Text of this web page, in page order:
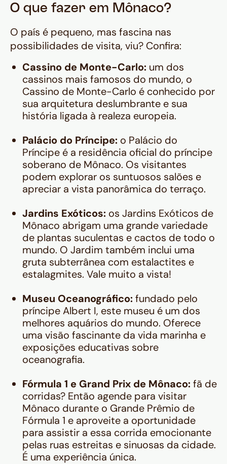
O que fazer em Mônaco?
O país é pequeno, mas fascina nas
possibilidades de visita, viu? Confira:
Cassino de Monte-Carlo: um dos
cassinos mais famosos do mundo, o
Cassino de Monte-Carlo é conhecido por
sua arquitetura deslumbrante e sua
história ligada à realeza europeia.
Palácio do Príncipe: o Palácio do
Príncipe é a residência oficial do príncipe
soberano de Mônaco. Os visitantes
podem explorar os suntuosos salões e
apreciar a vista panorâmica do terraço.
Jardins Exóticos: os Jardins Exóticos de
Mônaco abrigam uma grande variedade
de plantas suculentas e cactos de todo o
mundo. O Jardim também inclui uma
gruta subterrânea com estalactites e
estalagmites. Vale muito a vista!
Museu Oceanográfico:fundado pelo
príncipe Albert I, este museu é um dos
melhores aquários do mundo. Oferece
uma visão fascinante da vida marinha e
exposições educativas sobre
oceanografia.
Fórmula 1 e Grand Prix de Mônaco:fã de
corridas? Então agende para visitar
Mônaco durante o Grande Prêmio de
Fórmula 1 e aproveite a oportunidade
para assistir a essa corrida emocionante
pelas ruas estreitas e sinuosas da cidade.
É uma experiência única.